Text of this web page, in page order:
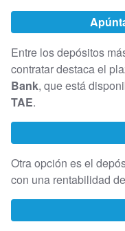
Entre los depósitos
contratar destaca el
Bank, que está
TAE.
Otra opción es el
con una rentabilidad